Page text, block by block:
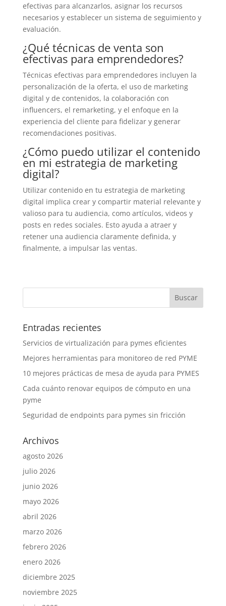
efectivas para alcanzarlos, asignar los recursos
necesarios y establecer un sistema de seguimiento y
evaluación.
¿Qué técnicas de venta son
efectivas para emprendedores?
Técnicas efectivas para emprendedores incluyen la
personalización de la oferta, el uso de marketing
digital y de contenidos, la colaboración con
influencers, el remarketing, y el enfoque en la
experiencia del cliente para fidelizar y generar
recomendaciones positivas.
¿Cómo puedo utilizar el contenido
en mi estrategia de marketing
digital?
Utilizar contenido en tu estrategia de marketing
digital implica crear y compartir material relevante y
valioso para tu audiencia, como artículos, videos y
posts en redes sociales. Esto ayuda a atraer y
retener una audiencia claramente definida, y
finalmente, a impulsar las ventas.
Entradas recientes
Servicios de virtualización para pymes eficientes
Mejores herramientas para monitoreo de red PYME
10 mejores prácticas de mesa de ayuda para PYMES
Cada cuánto renovar equipos de cómputo en una
pyme
Seguridad de endpoints para pymes sin fricción
Archivos
agosto 2026
julio 2026
junio 2026
mayo 2026
abril 2026
marzo 2026
febrero 2026
enero 2026
diciembre 2025
noviembre 2025